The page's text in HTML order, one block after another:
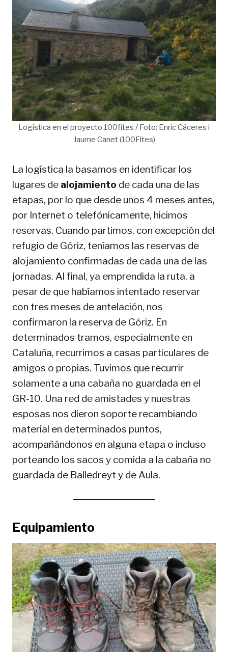
Logística en el proyecto 100fites / Foto: Enric Cáceres i
Jaume Canet (100Fites)
La logística la basamos en identificar los
lugares de alojamiento de cada una de las
etapas, por lo que desde unos 4 meses antes,
por Internet o telefónicamente, hicimos
reservas. Cuando partimos, con excepción del
refugio de Góriz, teníamos las reservas de
alojamiento confirmadas de cada una de las
jornadas. Al final, ya emprendida la ruta, a
pesar de que habíamos intentado reservar
con tres meses de antelación, nos
confirmaron la reserva de Góriz. En
determinados tramos, especialmente en
Cataluña, recurrimos a casas particulares de
amigos o propias. Tuvimos que recurrir
solamente a una cabaña no guardada en el
GR-10. Una red de amistades y nuestras
esposas nos dieron soporte recambiando
material en determinados puntos,
acompañándonos en alguna etapa o incluso
porteando los sacos y comida a la cabaña no
guardada de Balledreyt y de Aula.
Equipamiento